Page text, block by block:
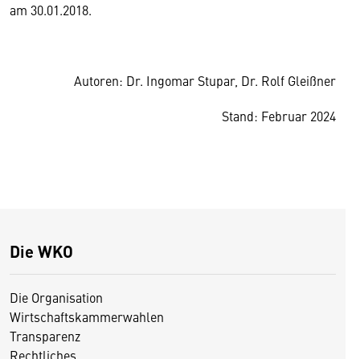
am 30.01.2018.
Autoren: Dr. Ingomar Stupar, Dr. Rolf Gleißner
Stand: Februar 2024
Die WKO
Die Organisation
Wirtschaftskammerwahlen
Transparenz
Rechtliches